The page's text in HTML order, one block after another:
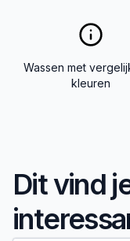
Wassen met
kleuren
Dit vind